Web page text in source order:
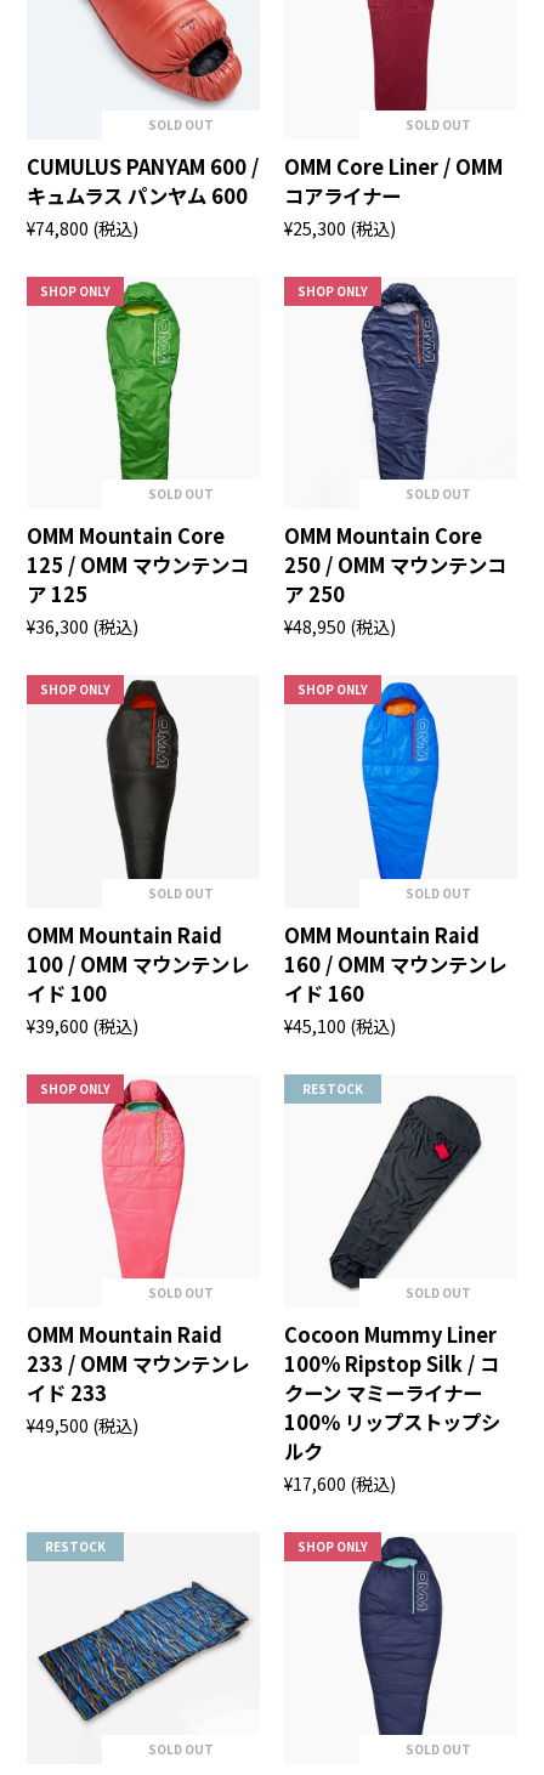
SOLD OUT
CUMULUS PANYAM 600 /
キュムラス パンヤム 600
¥74,800 (税込)
SOLD OUT
OMM Core Liner / OMM
コアライナー
¥25,300 (税込)
SHOP ONLY
SOLD OUT
OMM Mountain Core
125 / OMM マウンテンコ
ア 125
¥36,300 (税込)
SHOP ONLY
SOLD OUT
OMM Mountain Core
250 / OMM マウンテンコ
ア 250
¥48,950 (税込)
SHOP ONLY
SOLD OUT
OMM Mountain Raid
100 / OMM マウンテンレ
イド 100
¥39,600 (税込)
SHOP ONLY
SOLD OUT
OMM Mountain Raid
160 / OMM マウンテンレ
イド 160
¥45,100 (税込)
SHOP ONLY
SOLD OUT
OMM Mountain Raid
233 / OMM マウンテンレ
イド 233
¥49,500 (税込)
RESTOCK
SOLD OUT
Cocoon Mummy Liner
100% Ripstop Silk / コ
クーン マミーライナー
100％ リップストップシ
ルク
¥17,600 (税込)
RESTOCK
SOLD OUT
SHOP ONLY
SOLD OUT